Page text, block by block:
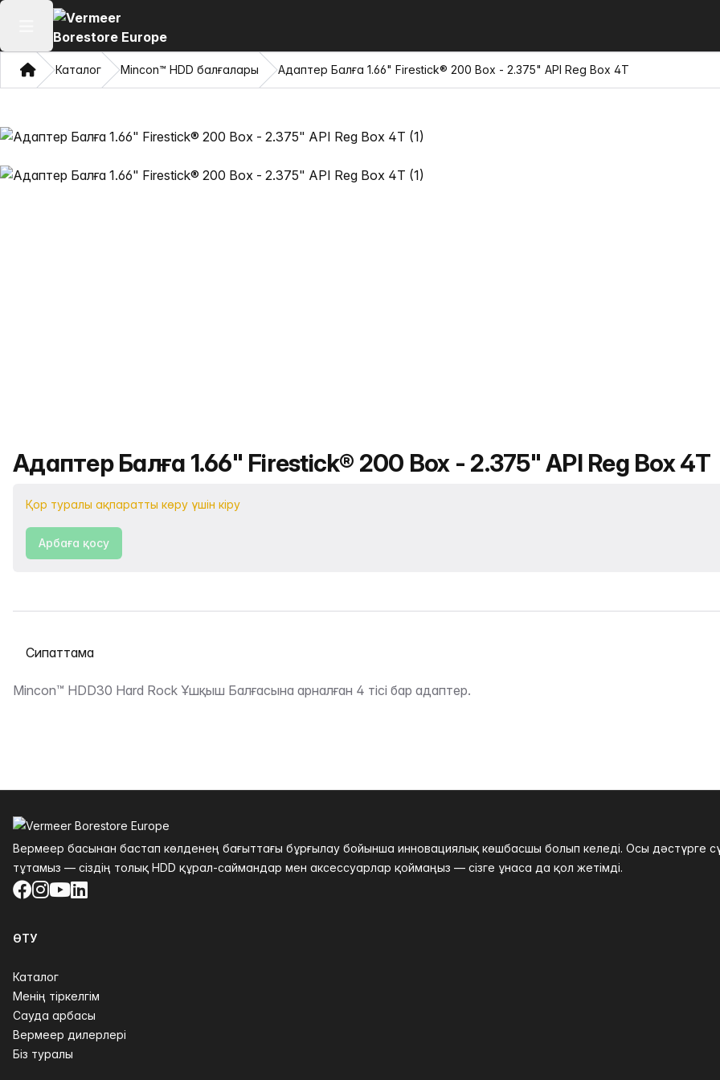
Негізгі мәзірді ашу
Үй Каталог Mincon™ HDD балғалары Адаптер Балға 1.66" Firestick® 200 Box - 2.375" API Reg Box 4T
Өнімнің атауы
Адаптер Балға 1.66" Firestick® 200 Box - 2.375" API Reg Box 4T
Қор туралы ақпаратты көру үшін кіру
Арбаға қосу
Қойындыны таңдау
Сипаттама
Mincon™ HDD30 Hard Rock Ұшқыш Балғасына арналған 4 тісі бар адаптер.
Вермеер басынан бастап көлденең бағыттағы бұрғылау бойынша инновациялық көшбасшы болып келеді. Осы дәстүрге
тұтамыз — сіздің толық HDD құрал-саймандар мен аксессуарлар қоймаңыз — сізге ұнаса да қол жетімді.
Facebook
Instagram
YouTube
LinkedIn
ӨТУ
Каталог
Менің тіркелгім
Сауда арбасы
Вермеер дилерлері
Біз туралы